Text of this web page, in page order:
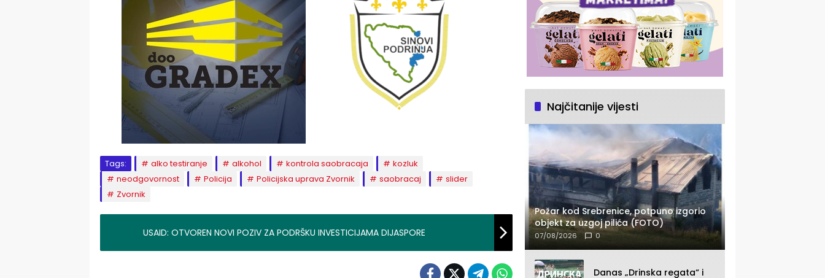
Tags: alko testiranje alkohol kontrola saobracaja
kozluk
neodgovornost
Policija Policijska uprava Zvornik saobracaj
slider
Zvornik
USAID: OTVOREN NOVI POZIV ZA PODRŠKU INVESTICIJAMA DIJASPORE
Najčitanije vijesti
Požar kod Srebrenice, potpuno izgorio
objekt za uzgoj pilića (FOTO)
07/08/2026 0
Danas „Drinska regata“ i